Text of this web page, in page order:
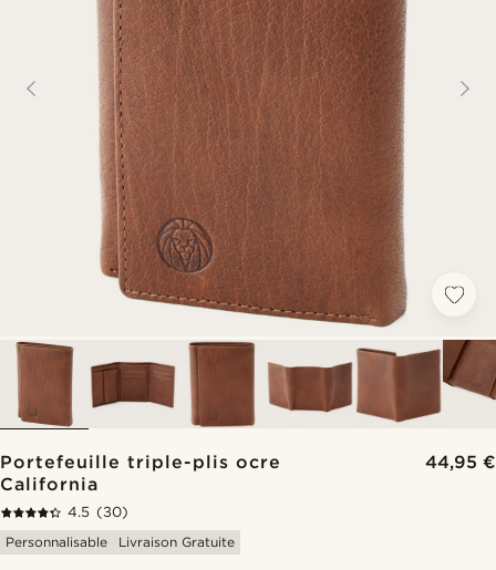
Portefeuille triple-plis ocre
California
44,95 €
4.5 (30)
Personnalisable
Livraison Gratuite